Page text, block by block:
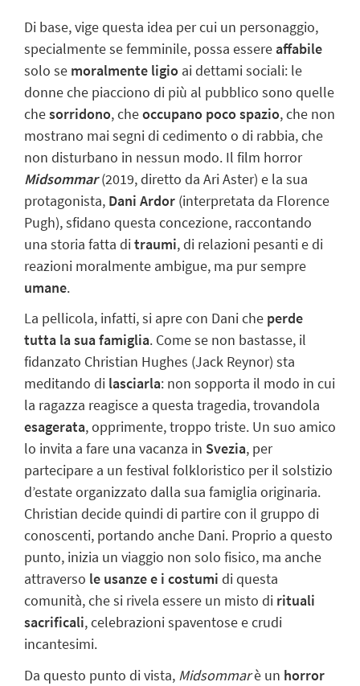
Di base, vige questa idea per cui un personaggio,
specialmente se femminile, possa essereaffabile
solo se moralmente ligio ai dettami sociali: le
donne che piacciono di più al pubblico sono quelle
chesorridono, cheoccupano poco spazio, che non
mostrano mai segni di cedimento o di rabbia, che
non disturbano in nessun modo. Il film horror
Midsommar (2019, diretto da Ari Aster) e la sua
protagonista, Dani Ardor (interpretata da Florence
Pugh), sfidano questa concezione, raccontando
una storia fatta ditraumi, di relazioni pesanti e di
reazioni moralmente ambigue, ma pur sempre
umane.
La pellicola, infatti, si apre con Dani che perde
tutta la sua famiglia. Come se non bastasse, il
fidanzato Christian Hughes (Jack Reynor) sta
meditando di lasciarla: non sopporta il modo in cui
la ragazza reagisce a questa tragedia, trovandola
esagerata, opprimente, troppo triste. Un suo amico
lo invita a fare una vacanza in Svezia, per
partecipare a un festival folkloristico per il solstizio
d’estate organizzato dalla sua famiglia originaria.
Christian decide quindi di partire con il gruppo di
conoscenti, portando anche Dani. Proprio a questo
punto, inizia un viaggio non solo fisico, ma anche
attraverso le usanze e i costumi di questa
comunità, che si rivela essere un misto di rituali
sacrificali, celebrazioni spaventose e crudi
incantesimi.
Da questo punto di vista, Midsommarè un horror